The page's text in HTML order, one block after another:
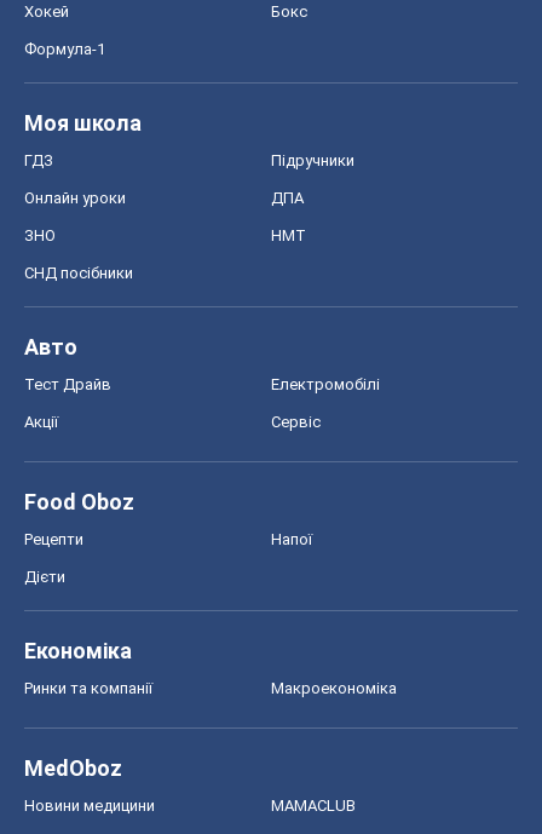
Хокей Бокс
Формула-1
Моя школа
ГДЗ Підручники
Онлайн уроки ДПА
ЗНО НМТ
СНД посібники
Авто
Тест Драйв Електромобілі
Акції Сервіс
Food Oboz
Рецепти Напої
Дієти
Економіка
Ринки та компанії Макроекономіка
MedOboz
Новини медицини MAMACLUB